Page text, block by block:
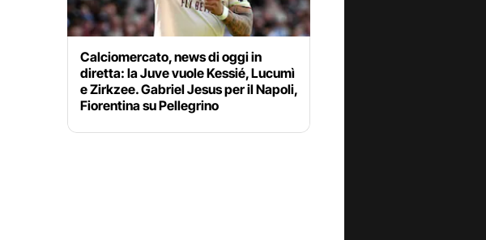
Calciomercato, news di oggi in
diretta: la Juve vuole Kessié, Lucumì
e Zirkzee. Gabriel Jesus per il Napoli,
Fiorentina su Pellegrino